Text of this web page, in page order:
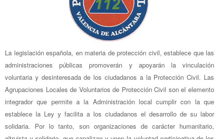
La legislación española, en materia de protección civil, establece que las
administraciones públicas promoverán y apoyarán la vinculación
voluntaria y desinteresada de los ciudadanos a la Protección Civil. Las
Agrupaciones Locales de Voluntarios de Protección Civil son el elemento
integrador que permite a la Administración local cumplir con la que
establece la Ley y facilita a los ciudadanos el desarrollo de su labor
solidaria. Por lo tanto, son organizaciones de carácter humanitario,